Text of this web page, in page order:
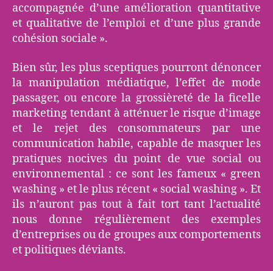
accompagnée d’une amélioration quantitative
et qualitative de l’emploi et d’une plus grande
cohésion sociale ».
Bien sûr, les plus sceptiques pourront dénoncer
la manipulation médiatique, l’effet de mode
passager, ou encore la grossièreté de la ficelle
marketing tendant à atténuer le risque d’image
et le rejet des consommateurs par une
communication habile, capable de masquer les
pratiques nocives du point de vue social ou
environnemental : ce sont les fameux « green
washing » et le plus récent « social washing ». Et
ils n’auront pas tout à fait tort tant l’actualité
nous donne régulièrement des exemples
d’entreprises ou de groupes aux comportements
et politiques déviants.